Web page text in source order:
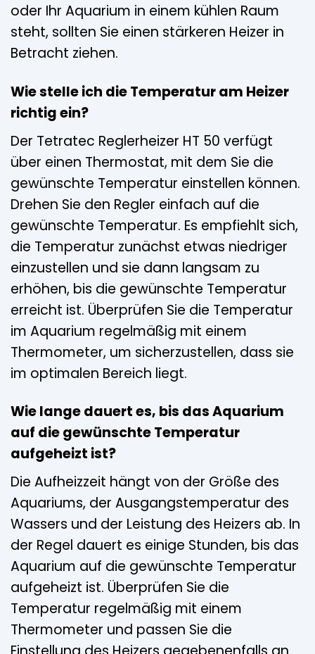
oder Ihr Aquarium in einem kühlen Raum
steht, sollten Sie einen stärkeren Heizer in
Betracht ziehen.
Wie stelle ich die Temperatur am Heizer
richtig ein?
Der Tetratec Reglerheizer HT 50 verfügt
über einen Thermostat, mit dem Sie die
gewünschte Temperatur einstellen können.
Drehen Sie den Regler einfach auf die
gewünschte Temperatur. Es empfiehlt sich,
die Temperatur zunächst etwas niedriger
einzustellen und sie dann langsam zu
erhöhen, bis die gewünschte Temperatur
erreicht ist. Überprüfen Sie die Temperatur
im Aquarium regelmäßig mit einem
Thermometer, um sicherzustellen, dass sie
im optimalen Bereich liegt.
Wie lange dauert es, bis das Aquarium
auf die gewünschte Temperatur
aufgeheizt ist?
Die Aufheizzeit hängt von der Größe des
Aquariums, der Ausgangstemperatur des
Wassers und der Leistung des Heizers ab. In
der Regel dauert es einige Stunden, bis das
Aquarium auf die gewünschte Temperatur
aufgeheizt ist. Überprüfen Sie die
Temperatur regelmäßig mit einem
Thermometer und passen Sie die